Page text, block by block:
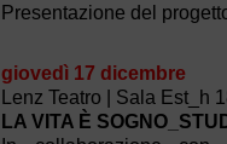
Presentazione del
giovedì 17 dicembre
Lenz Teatro | Sala Est_h
LA VITA È